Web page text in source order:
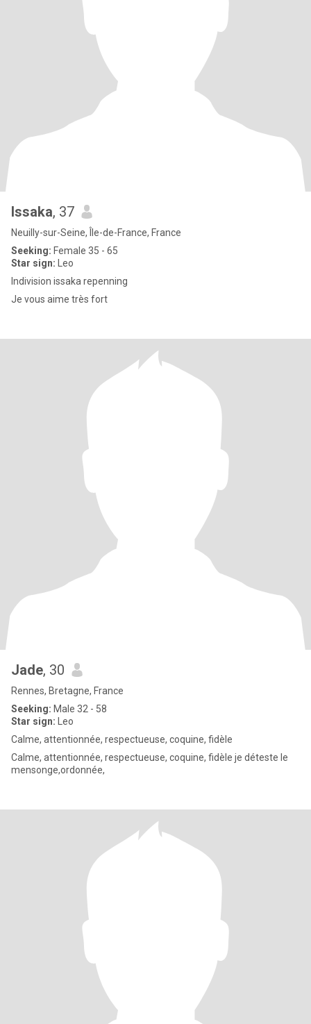
Issaka, 37
Neuilly-sur-Seine, Île-de-France, France
Seeking: Female 35 - 65
Star sign: Leo
Indivision issaka repenning
Je vous aime très fort
Jade, 30
Rennes, Bretagne, France
Seeking: Male 32 - 58
Star sign: Leo
Calme, attentionnée, respectueuse, coquine, fidèle
Calme, attentionnée, respectueuse, coquine, fidèle je déteste le
mensonge,ordonnée,